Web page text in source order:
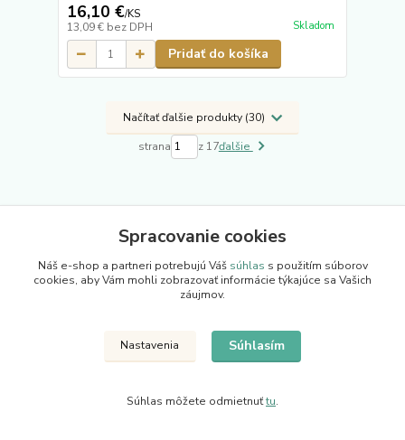
16,10 €/KS
13,09 € bez DPH Skladom
Pridať do košíka
Načítať ďalšie produkty (30)
strana z 17ďalšie
Novinky z nášho blogu
Spracovanie cookies
Náš e-shop a partneri potrebujú Váš súhlas s použitím súborov
cookies, aby Vám mohli zobrazovať informácie týkajúce sa Vašich
záujmov.
Nastavenia Súhlasím
Súhlas môžete odmietnuťtu.